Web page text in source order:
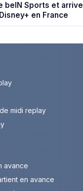
beIN Sports et arrive
en France
midi replay
avance
en avance